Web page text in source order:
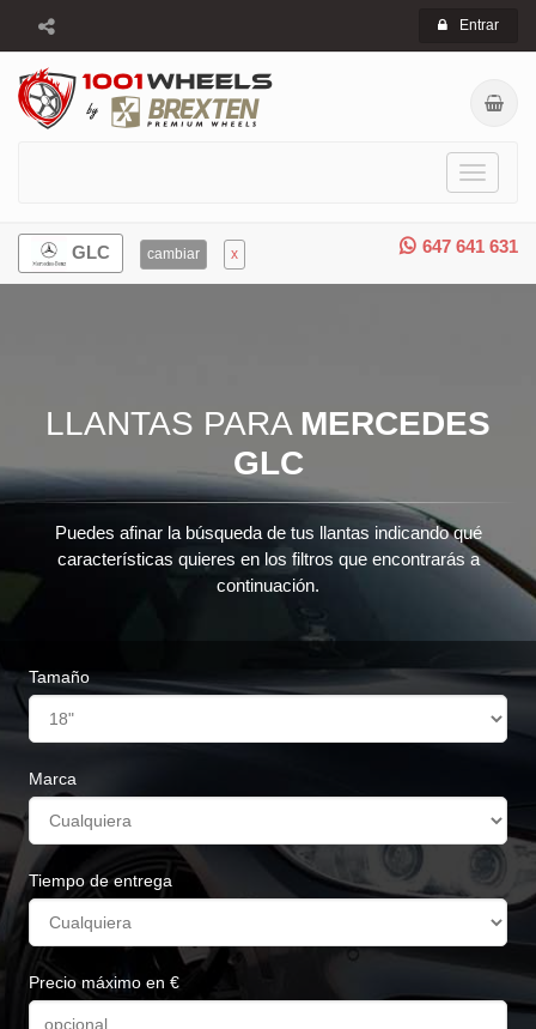
Entrar
Toggle
647 641 631
GLC cambiar x
LLANTAS PARA MERCEDES
GLC
Puedes afinar la búsqueda de tus llantas indicando qué
características quieres en los filtros que encontrarás a
continuación.
Tamaño
Marca
Tiempo de entrega
Precio máximo en €